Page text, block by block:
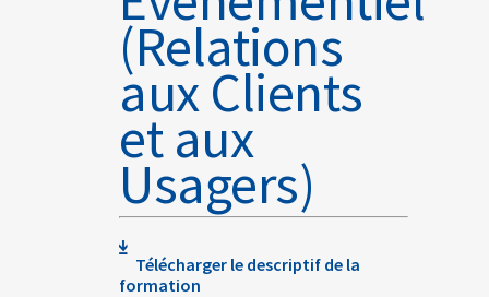
(Relations
aux Clients
et aux
Usagers)
Télécharger le descriptif de la
formation